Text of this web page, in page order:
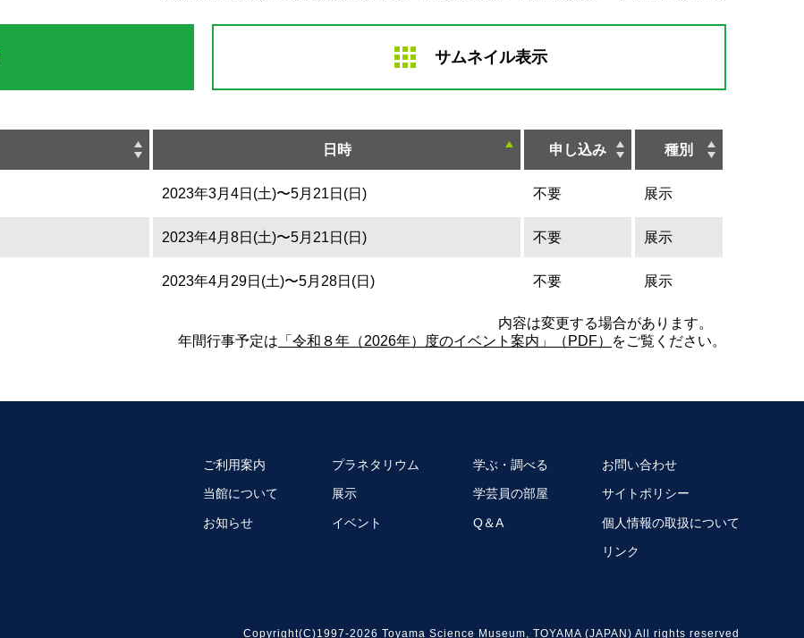
サムネイル表示
日時 申し込み 種別
2023年3月4日(土)〜5月21日(日) 不要 展示
2023年4月8日(土)〜5月21日(日) 不要 展示
2023年4月29日(土)〜5月28日(日) 不要 展示
内容は変更する場合があります。
年間行事予定は 「令和８年（2026年）度のイベント案内」（PDF） をご覧ください。
ご利用案内
当館について
お知らせ
プラネタリウム
展示
イベント
学ぶ・調べる
学芸員の部屋
Q＆A
お問い合わせ
サイトポリシー
個人情報の取扱について
リンク
Copyright(C)1997-2026 Toyama Science Museum, TOYAMA (JAPAN) All rights reserved